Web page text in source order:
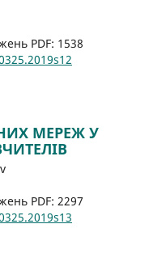
PDF: 1538
МЕРЕЖ У
PDF: 2297